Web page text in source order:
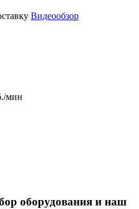
Видеообзор
мин
оборудования и наш